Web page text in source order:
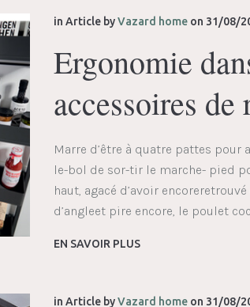
in Article byVazard home on 31/08/
Ergonomie
accessoires de
Marre d’être à quatre pattes
le-bol de sor-tir le marche- pied
haut, agacé d’avoir
d’angleet pire encore, le poulet
EN SAVOIR PLUS
in Article byVazard home on 31/08/